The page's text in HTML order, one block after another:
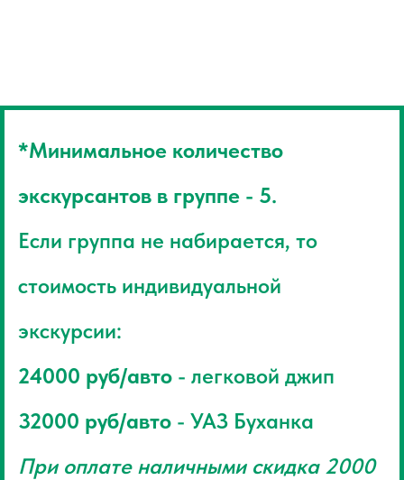
*Минимальное количество
экскурсантов в группе - 5.
Если группа не набирается, то
стоимость индивидуальной
экскурсии:
24000 руб/авто - легковой джип
32000 руб/авто - УАЗ Буханка
При оплате наличными скидка 2000